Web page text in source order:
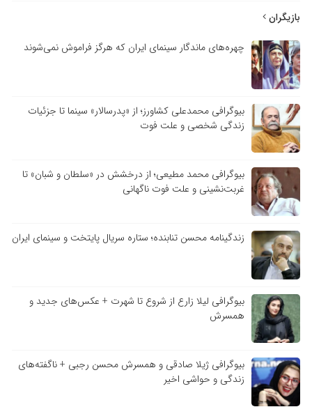
بازیگران
چهره‌های ماندگار سینمای ایران که هرگز فراموش نمی‌شوند
بیوگرافی محمدعلی کشاورز؛ از «پدرسالار» سینما تا جزئیات
زندگی شخصی و علت فوت
بیوگرافی محمد مطیعی؛ از درخشش در «سلطان و شبان» تا
غربت‌نشینی و علت فوت ناگهانی
زندگینامه محسن تنابنده؛ ستاره سریال پایتخت و سینمای ایران
بیوگرافی لیلا زارع از شروع تا شهرت + عکس‌های جدید و
همسرش
بیوگرافی ژیلا صادقی و همسرش محسن رجبی + ناگفته‌های
زندگی و حواشی اخیر